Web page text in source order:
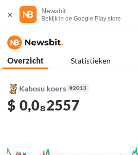
Newsbit
Bekijk in de Google Play store
Overzicht Statistieken
Kabosu koers #2013
$ 0,0₈2557